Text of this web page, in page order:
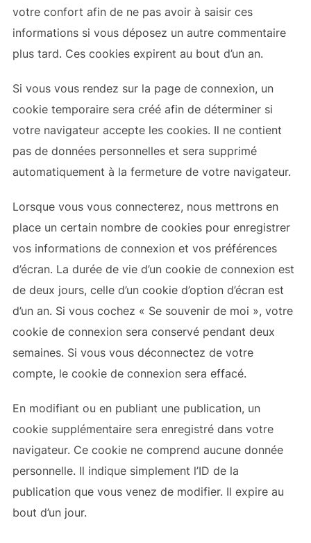
votre confort afin de ne pas avoir à saisir ces
informations si vous déposez un autre commentaire
plus tard. Ces cookies expirent au bout d’un an.
Si vous vous rendez sur la page de connexion, un
cookie temporaire sera créé afin de déterminer si
votre navigateur accepte les cookies. Il ne contient
pas de données personnelles et sera supprimé
automatiquement à la fermeture de votre navigateur.
Lorsque vous vous connecterez, nous mettrons en
place un certain nombre de cookies pour enregistrer
vos informations de connexion et vos préférences
d’écran. La durée de vie d’un cookie de connexion est
de deux jours, celle d’un cookie d’option d’écran est
d’un an. Si vous cochez « Se souvenir de moi », votre
cookie de connexion sera conservé pendant deux
semaines. Si vous vous déconnectez de votre
compte, le cookie de connexion sera effacé.
En modifiant ou en publiant une publication, un
cookie supplémentaire sera enregistré dans votre
navigateur. Ce cookie ne comprend aucune donnée
personnelle. Il indique simplement l’ID de la
publication que vous venez de modifier. Il expire au
bout d’un jour.